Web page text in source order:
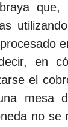
que,
en
el
mesa
no se